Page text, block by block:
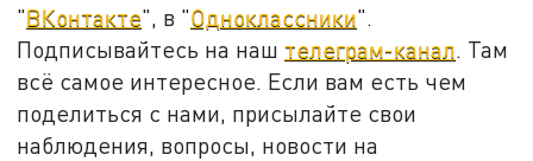
"ВКонтакте", в "Одноклассники".
Подписывайтесь на наш телеграм-канал . Там
всё самое интересное. Если вам есть чем
поделиться с нами, присылайте свои
наблюдения, вопросы, новости на